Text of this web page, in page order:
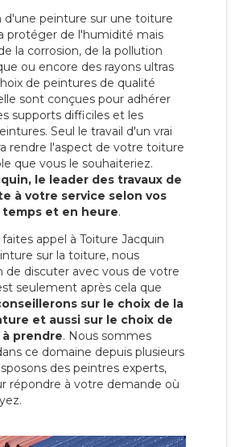
d'une peinture sur une toiture
protéger de l'humidité mais
la corrosion, de la pollution
ou encore des rayons ultras
de peintures de qualité
sont conçues pour adhérer
supports difficiles et les
Seul le travail d'un vrai
rendre l'aspect de votre toiture
que vous le souhaiteriez.
le leader des travaux de
à votre service selon vos
temps et en heure.
appel à Toiture Jacquin
sur la toiture, nous
de discuter avec vous de votre
seulement après cela que
sur le choix de la
et aussi sur le choix de
prendre. Nous sommes
ce domaine depuis plusieurs
des peintres experts,
répondre à votre demande où